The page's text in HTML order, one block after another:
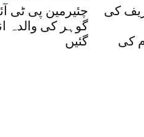
چئیرمین پی ٹی
گوہر کی والدہ
گئیں
کی
کی